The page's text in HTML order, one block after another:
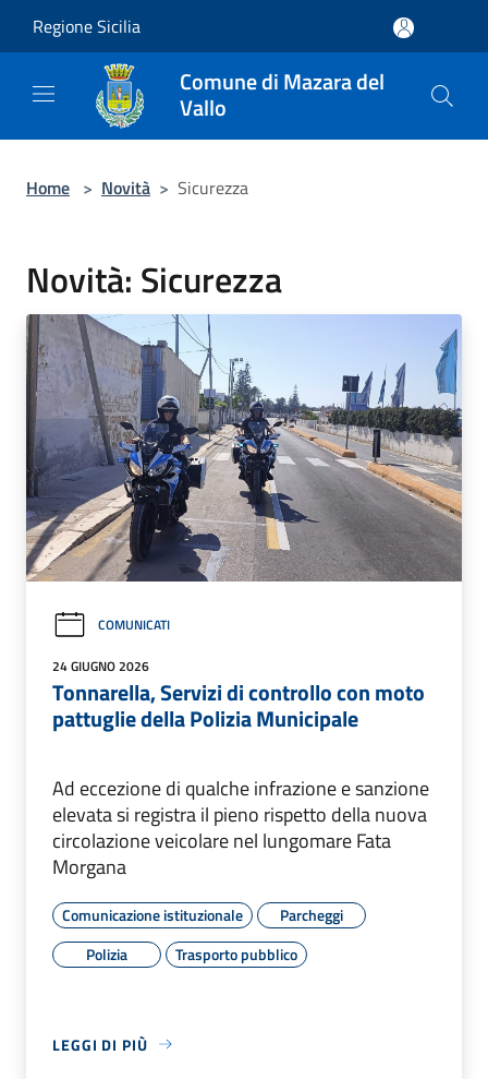
Regione Sicilia
Comune di Mazara del
Vallo
Home > Novità > Sicurezza
Novità: Sicurezza
COMUNICATI
24 GIUGNO 2026
Tonnarella, Servizi di controllo con moto
pattuglie della Polizia Municipale
Ad eccezione di qualche infrazione e sanzione
elevata si registra il pieno rispetto della nuova
circolazione veicolare nel lungomare Fata
Morgana
Comunicazione istituzionale
Parcheggi
Polizia
Trasporto pubblico
LEGGI DI PIÙ